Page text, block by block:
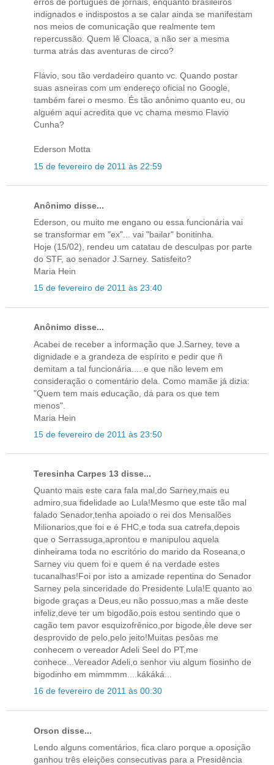
erros de portugues de jornais, enquanto brasileiros
indignados e indispostos a se calar ainda se manifestam
nos meios de comunicação que realmente tem
repercussão. Quem lê Cloaca, a não ser a mesma
turma atrás das aventuras de circo?
Flávio, sou tão verdadeiro quanto vc. Quando postar
suas asneiras com um endereço oficial no Google,
também farei o mesmo. És tão anônimo quanto eu, ou
alguém aqui acredita que vc chama mesmo Flavio
Cunha?
Ederson Motta
15 de fevereiro de 2011 às 22:59
Anônimo disse...
Ederson, ou muito me engano ou essa funcionária vai
se transformar em "ex"... vai "bailar" bonitinha.
Hoje (15/02), rendeu um catatau de desculpas por parte
do STF, ao senador J.Sarney. Satisfeito?
Maria Hein
15 de fevereiro de 2011 às 23:40
Anônimo disse...
Acabei de receber a informação que J.Sarney, teve a
dignidade e a grandeza de espírito e pedir que ñ
demitam a tal funcionária.... e que não levem em
consideração o comentário dela. Como mamãe já dizia:
"Quem tem mais educação, dá para os que tem
menos".
Maria Hein
15 de fevereiro de 2011 às 23:50
Teresinha Carpes 13 disse...
Quanto mais este cara fala mal,do Sarney,mais eu
admiro,sua fidelidade ao Lula!Mesmo que este tão mal
falado Senador,tenha apoiado o rei dos Mensalões
Milionarios,que foi e é FHC,e toda sua catrefa,depois
que o Serrassuga,aprontou e manipulou aquela
dinheirama toda no escritório do marido da Roseana,o
Sarney viu quem foi e quem é na verdade estes
tucanalhas!Foi por isto a amizade repentina do Senador
Sarney pela sinceridade do Presidente Lula!E quanto ao
bigode graças a Deus,eu não possuo,mas a mãe deste
infeliz,deve ter um bigodão,pois estou sentindo que o
cagão tem pavor esquizofrênico,por bigode,êle deve ser
desprovido de pelo,pelo jeito!Muitas pesôas me
conhecem o vereador Adeli Seel do PT,me
conhece...Vereador Adeli,o senhor viu algum fiosinho de
bigodinho em mimmmm....kákáká...
16 de fevereiro de 2011 às 00:30
Orson disse...
Lendo alguns comentários, fica claro porque a oposição
ganhou três eleições consecutivas para a Presidência